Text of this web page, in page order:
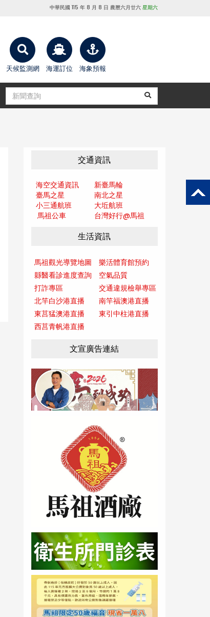
中華民國 115 年 8 月 8 日 農曆六月廿六 星期六
天候監測網 海運訂位 海象預報
交通資訊
海空交通資訊
新臺馬輪
臺馬之星
南北之星
小三通航班
大坵航班
馬祖公車
台灣好行@馬祖
生活資訊
馬祖觀光導覽地圖
樂活體育館預約
縣醫看診進度查詢
空氣品質
打詐專區
交通違規檢舉專區
北竿白沙港直播
南竿福澳港直播
東莒猛澳港直播
東引中柱港直播
西莒青帆港直播
文宣廣告連結